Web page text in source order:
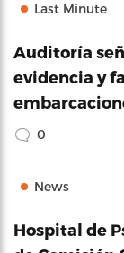
Last Minute
Auditoría
evidencia y
0
News
Hospital de